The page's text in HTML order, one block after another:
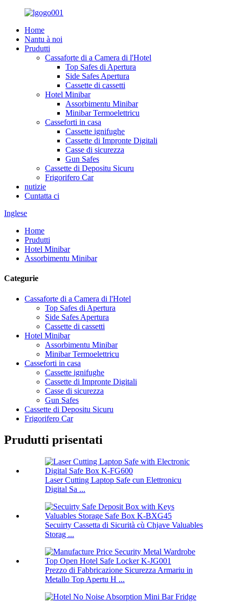
Home
Nantu à noi
Prudutti
Cassaforte di a Camera di l'Hotel
Top Safes di Apertura
Side Safes Apertura
Cassette di cassetti
Hotel Minibar
Assorbimentu Minibar
Minibar Termoelettricu
Casseforti in casa
Cassette ignifughe
Cassette di Impronte Digitali
Casse di sicurezza
Gun Safes
Cassette di Depositu Sicuru
Frigorifero Car
nutizie
Cuntatta ci
Inglese
Home
Prudutti
Hotel Minibar
Assorbimentu Minibar
Categurie
Cassaforte di a Camera di l'Hotel
Top Safes di Apertura
Side Safes Apertura
Cassette di cassetti
Hotel Minibar
Assorbimentu Minibar
Minibar Termoelettricu
Casseforti in casa
Cassette ignifughe
Cassette di Impronte Digitali
Casse di sicurezza
Gun Safes
Cassette di Depositu Sicuru
Frigorifero Car
Prudutti prisentati
Laser Cutting Laptop Safe cun Elettronicu
Digital Sa ...
Secuirty Cassetta di Sicurità cù Chjave Valuables
Storag ...
Prezzo di Fabbricazione Sicurezza Armariu in
Metallo Top Apertu H ...